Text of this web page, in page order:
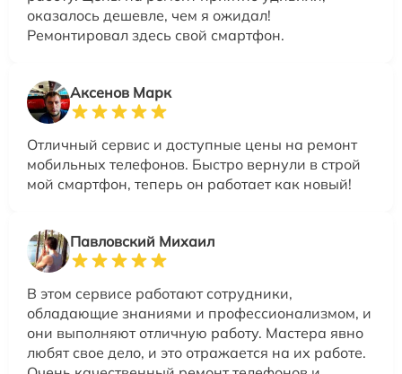
оказалось дешевле, чем я ожидал!
Ремонтировал здесь свой смартфон.
Аксенов Марк
Отличный сервис и доступные цены на ремонт
мобильных телефонов. Быстро вернули в строй
мой смартфон, теперь он работает как новый!
Павловский Михаил
В этом сервисе работают сотрудники,
обладающие знаниями и профессионализмом, и
они выполняют отличную работу. Мастера явно
любят свое дело, и это отражается на их работе.